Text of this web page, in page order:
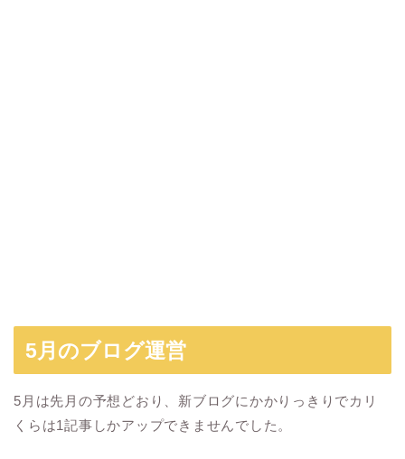
5月のブログ運営
5月は先月の予想どおり、新ブログにかかりっきりでカリ
くらは1記事しかアップできませんでした。